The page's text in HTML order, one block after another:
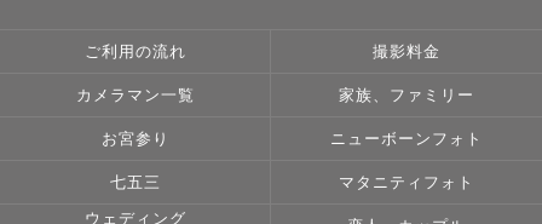
元気いっぱいで笑顔溢れる写真を撮影するだけでなく、そ
真を見返した時に、その時の思い出話をして笑い合えるよ
うな写真を撮らせていただきたいと思っております。
ご利用の流れ 撮影料金
カメラマン一覧 家族、ファミリー
お宮参り ニューボーンフォト
七五三 マタニティフォト
ウェディング